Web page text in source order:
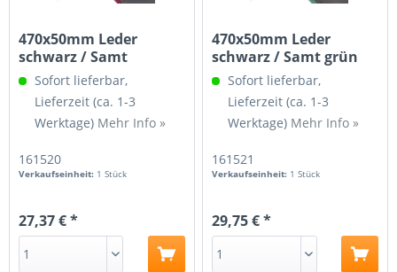
470x50mm Leder
schwarz / Samt
dunkelrot
Sofort lieferbar,
Lieferzeit (ca. 1-3
Werktage) Mehr Info »
161520
Verkaufseinheit: 1 Stück
27,37 € *
470x50mm Leder
schwarz / Samt grün
Sofort lieferbar,
Lieferzeit (ca. 1-3
Werktage) Mehr Info »
161521
Verkaufseinheit: 1 Stück
29,75 € *